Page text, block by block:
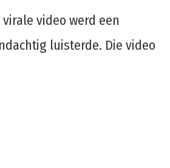
video werd een
luisterde. Die video